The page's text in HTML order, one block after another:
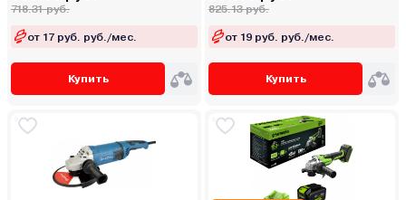
718.31 руб.
от 17 руб. руб./мес.
Купить
825.13 руб.
от 19 руб. руб./мес.
Купить